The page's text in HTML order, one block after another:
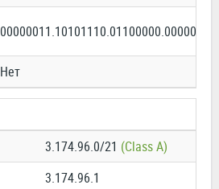
00000011.10101110.01100000.00000000
Нет
3.174.96.0/21 (Class A)
3.174.96.1